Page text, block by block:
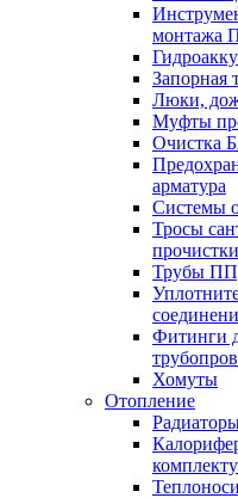
монтажа
Запорная
Люки,
Муфты
Очистка
арматура
Системы
Тросы
прочистки
Трубы
Хомуты
Отопление